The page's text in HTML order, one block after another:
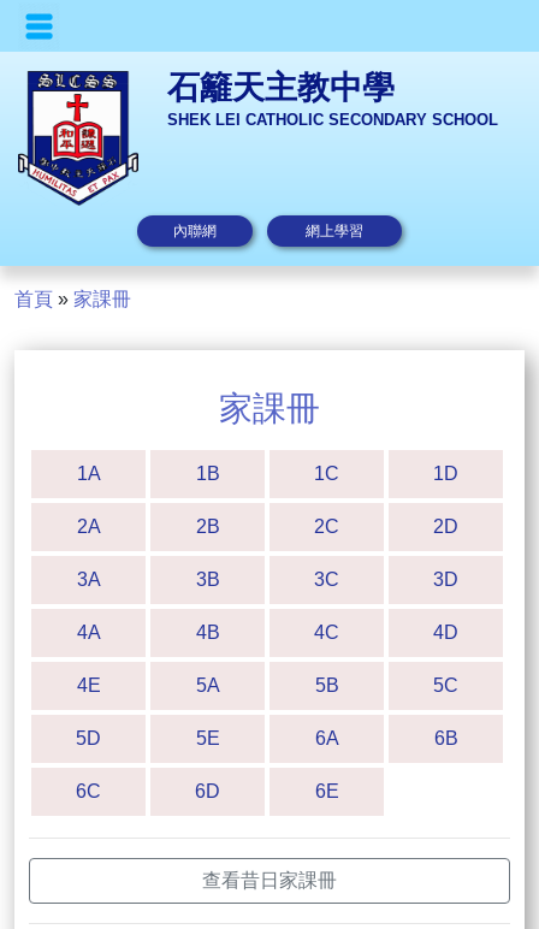
石籬天主教中學
SHEK LEI CATHOLIC SECONDARY SCHOOL
內聯網 網上學習
首頁 » 家課冊
家課冊
1A 1B 1C 1D
2A 2B 2C 2D
3A 3B 3C 3D
4A 4B 4C 4D
4E 5A 5B 5C
5D 5E 6A 6B
6C 6D 6E
查看昔日家課冊